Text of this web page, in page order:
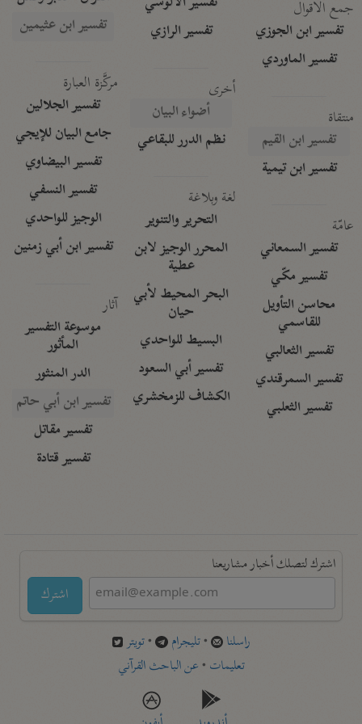
جمع الأقوال
تفسير ابن الجوزي
تفسير الماوردي
منتقاة
تفسير ابن القيم
تفسير ابن تيمية
عامّة
تفسير السمعاني
تفسير مكّي
محاسن التأويل
للقاسمي
تفسير الثعالبي
تفسير السمرقندي
تفسير الثعلبي
تفسير الرازي
أخرى
أضواء البيان
نظم الدرر للبقاعي
لغة وبلاغة
التحرير والتنوير
المحرر الوجيز لابن
عطية
البحر المحيط لأبي
حيان
البسيط للواحدي
تفسير أبي السعود
الكشاف للزمخشري
تفسير ابن عثيمين
مركَّزة العبارة
تفسير الجلالين
جامع البيان للإيجي
تفسير البيضاوي
تفسير النسفي
الوجيز للواحدي
تفسير ابن أبي زمنين
آثار
موسوعة التفسير
المأثور
الدر المنثور
تفسير ابن أبي حاتم
تفسير مقاتل
تفسير قتادة
اشترك لتصلك أخبار مشاريعنا
اشترك
راسلنا •تليجرام •تويتر
تعليمات •عن الباحث القرآني